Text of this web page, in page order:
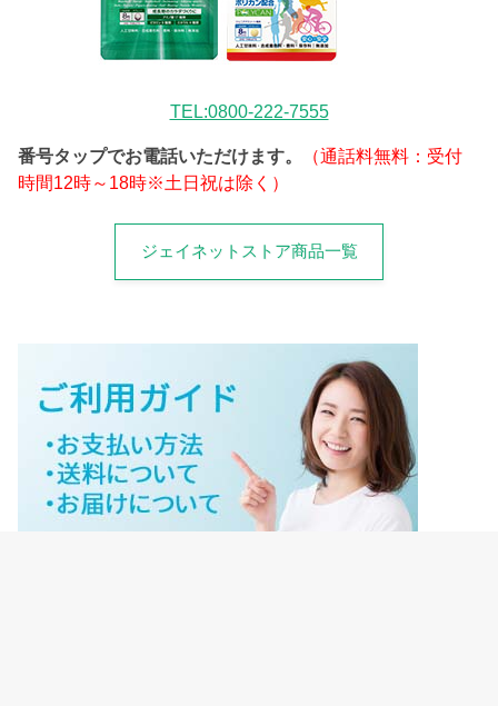
TEL:0800-222-7555
番号タップでお電話いただけます。
（通話料無料：受付
時間12時～18時※土日祝は除く）
ジェイネットストア商品一覧